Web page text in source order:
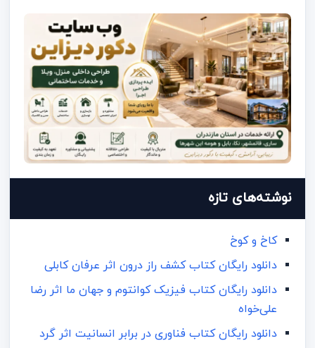
نوشته‌های تازه
کاخ و کوخ
دانلود رایگان کتاب کشف راز درون اثر عرفان کابلی
دانلود رایگان کتاب فیزیک کوانتوم و جهان ما اثر رضا
علی‌خواه
دانلود رایگان کتاب فناوری در برابر انسانیت اثر گرد